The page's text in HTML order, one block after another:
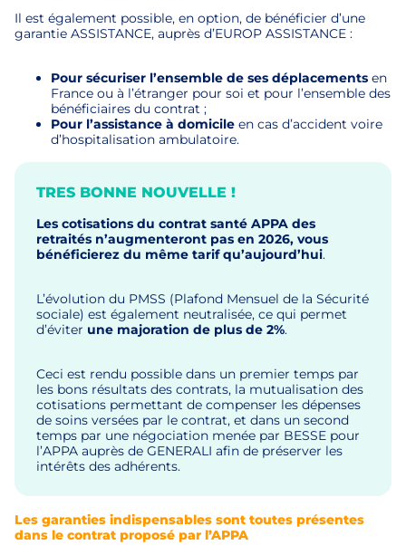
Il est également possible, en option, de bénéficier d’une
garantie ASSISTANCE, auprès d’EUROP ASSISTANCE :
Pour sécuriser l’ensemble de ses déplacements en
France ou à l’étranger pour soi et pour l’ensemble des
bénéficiaires du contrat ;
Pour l’assistance à domicile en cas d’accident voire
d’hospitalisation ambulatoire.
TRES BONNE NOUVELLE !
Les cotisations du contrat santé APPA des
retraités n’augmenteront pas en 2026, vous
bénéficierez du même tarif qu’aujourd’hui.
L’évolution du PMSS (Plafond Mensuel de la Sécurité
sociale) est également neutralisée, ce qui permet
d’éviter une majoration de plus de 2%.
Ceci est rendu possible dans un premier temps par
les bons résultats des contrats, la mutualisation des
cotisations permettant de compenser les dépenses
de soins versées par le contrat, et dans un second
temps par une négociation menée par BESSE pour
l’APPA auprès de GENERALI afin de préserver les
intérêts des adhérents.
Les garanties indispensables sont toutes présentes
dans le contrat proposé par l’APPA